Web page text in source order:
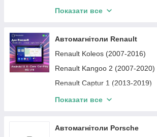
Chevrolet Lacetti
Peugeot 3008 1 (2009-2016)
Peugeot 308, 408 1 (2007-2013)
Peugeot 206 (2000-2012)
Peugeot 207 (2006-2014)
Peugeot 107 (Toyota Aygo,
Peugeot 301 (2012-2016)
Показати все
Автомагнітоли Renault
Renault Koleos (2007-2016)
Renault Kangoo 2 (2007-2020)
Renault Captur 1 (2013-2019)
Renault Fluence (2009-2017)
Автомагнітоли Renault Sandero
Показати все
Автомагнітоли Porsche